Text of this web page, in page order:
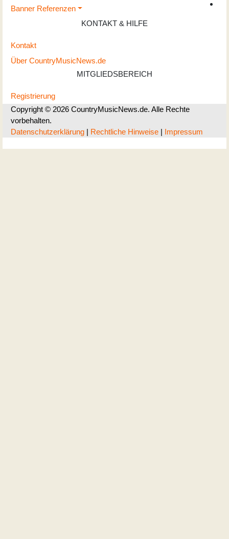
Banner Referenzen
KONTAKT & HILFE
Kontakt
Über CountryMusicNews.de
MITGLIEDSBEREICH
Registrierung
Copyright © 2026 CountryMusicNews.de. Alle Rechte
vorbehalten.
Datenschutzerklärung | Rechtliche Hinweise | Impressum